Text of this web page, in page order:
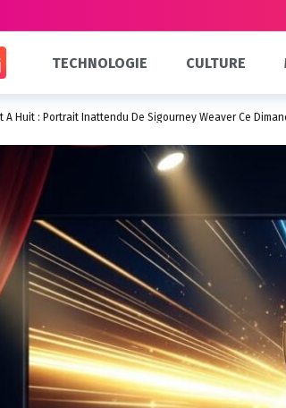
TECHNOLOGIE CULTURE
À Huit : Portrait Inattendu De Sigourney Weaver Ce